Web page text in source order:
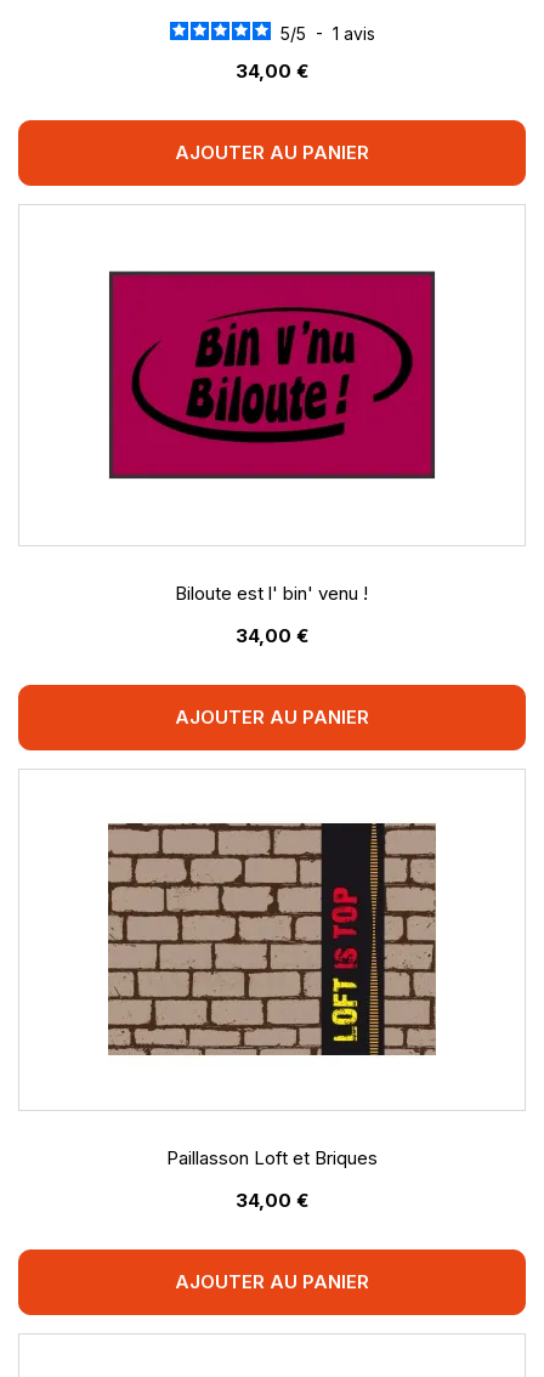
5/5 - 1 avis
34,00 €
AJOUTER AU PANIER
Biloute est l' bin' venu !
34,00 €
AJOUTER AU PANIER
Paillasson Loft et Briques
34,00 €
AJOUTER AU PANIER